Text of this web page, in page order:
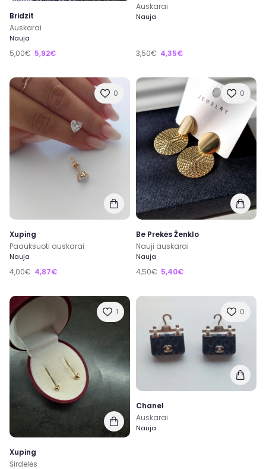
Bridzit
Auskarai
Nauja
5,00€ 5,92€
Auskarai
Nauja
3,50€ 4,35€
0
Xuping
Paauksuoti auskarai
Nauja
4,00€ 4,87€
0
Be Prekės Ženklo
Nauji auskarai
Nauja
4,50€ 5,40€
1
Xuping
Širdelės
0
Chanel
Auskarai
Nauja